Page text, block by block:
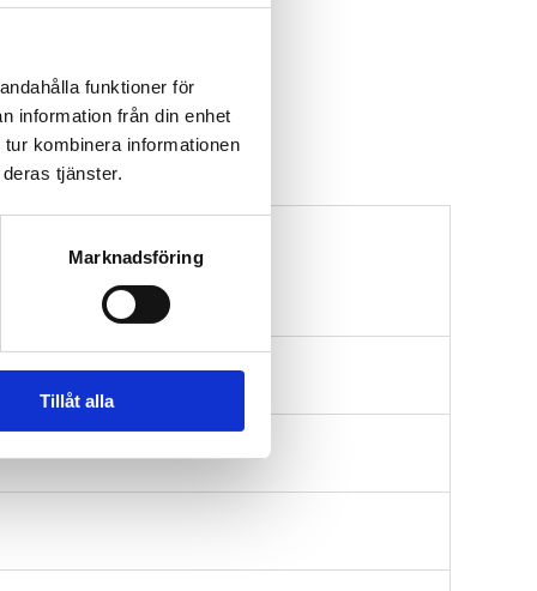
funktioner för
information från din enhet
kombinera informationen
tjänster.
Marknadsföring
Tillåt alla